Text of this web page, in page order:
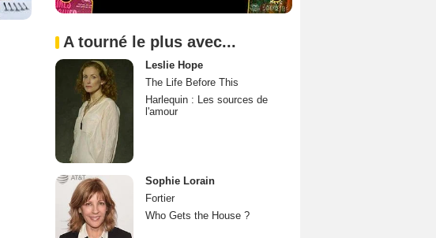
A tourné le plus avec...
Leslie Hope
The Life Before This
Harlequin : Les sources de
l'amour
Sophie Lorain
Fortier
Who Gets the House ?